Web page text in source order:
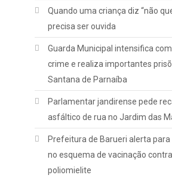
Quando uma criança diz “não
precisa ser ouvida
Guarda Municipal intensifica
crime e realiza importantes
Santana de Parnaíba
Parlamentar jandirense pede
asfáltico de rua no Jardim das
Prefeitura de Barueri alerta
no esquema de vacinação
poliomielite